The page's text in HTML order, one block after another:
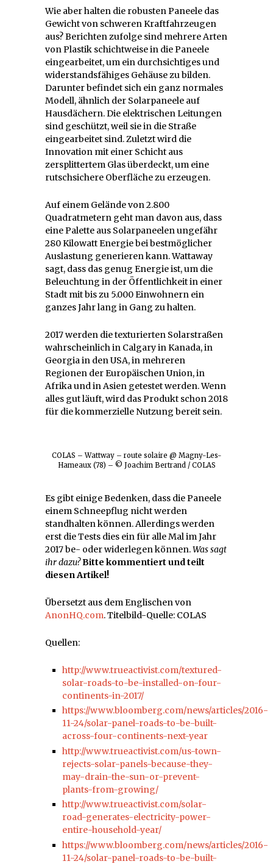
Wie aber halten die robusten Paneele das
Gewicht von schweren Kraftfahrzeugen
aus? Berichten zufolge sind mehrere Arten
von Plastik schichtweise in die Paneele
eingearbeitet, um ein durchsichtiges und
widerstandsfähiges Gehäuse zu bilden.
Darunter befindet sich ein ganz normales
Modell, ähnlich der Solarpaneele auf
Hausdächern. Die elektrischen Leitungen
sind geschützt, weil sie in die Straße
eingearbeitet sind. Zuletzt wird die
Innovation mit einer Schicht aus
zersplittertem Glas überdeckt, um eine
rutschsichere Oberfläche zu erzeugen.
Auf einem Gelände von 2.800
Quadratmetern geht man davon aus, dass
eine Palette aus Solarpaneelen ungefähr
280 Kilowatt Energie bei bestmöglicher
Auslastung generieren kann. Wattaway
sagt, dass das genug Energie ist, um die
Beleuchtung in der Öffentlichkeit in einer
Stadt mit bis zu 5.000 Einwohnern ein
ganzes Jahr lang in Gang zu halten.
2017 werden die texturierten Solarstraßen
wahrscheinlich in Calgary in Kanada, in
Georgia in den USA, in mehreren
Regionen der Europäischen Union, in
Afrika und in Asien getestet werden. Wenn
alles gut läuft, wird das Produkt schon 2018
für die kommerzielle Nutzung bereit sein.
COLAS – Wattway – route solaire @ Magny-Les-
Hameaux (78) – © Joachim Bertrand / COLAS
Es gibt einige Bedenken, dass die Paneele
einem Schneepflug nicht werden
standhalten können. Allerdings werden
erst die Tests dies ein für alle Mal im Jahr
2017 be- oder widerlegen können.Was sagt
ihr dazu?Bitte kommentiert und teilt
diesen Artikel!
Übersetzt aus dem Englischen von
AnonHQ.com. Titelbild-Quelle: COLAS
Quellen:
http://www.trueactivist.com/textured-
solar-roads-to-be-installed-on-four-
continents-in-2017/
https://www.bloomberg.com/news/articles/2016-
11-24/solar-panel-roads-to-be-built-
across-four-continents-next-year
http://www.trueactivist.com/us-town-
rejects-solar-panels-because-they-
may-drain-the-sun-or-prevent-
plants-from-growing/
http://www.trueactivist.com/solar-
road-generates-electricity-power-
entire-household-year/
https://www.bloomberg.com/news/articles/2016-
11-24/solar-panel-roads-to-be-built-